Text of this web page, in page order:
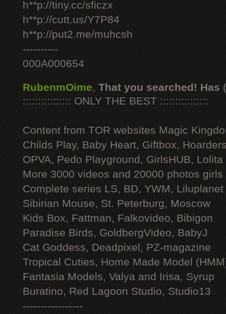
h**p://tiny.cc/sficzx
h**p://cutt.us/Y7P84
h**p://put2.me/muhcsh
----------
000A000654
RubenmOime, That you searched! Has
:::::::::::::::: ONLY THE BEST ::::::::::::::::
Content from TOR websites Magic
Childs Play, Baby Heart, Giftbox,
OPVA, Pedo Playground, GirlsHUB, Lolita
More 3000 videos and 20000 photos
Complete series LS, BD, YWM, Liluplanet
Sibirian Mouse, St. Peterburg, Moscow
Kids Box, Fattman, Falkovideo, Bibigon
Paradise Birds, GoldbergVideo, BabyJ
Cat Goddess, Deadpixel, PZ-magazine
Tropical Cuties, Home Made Model
Fantasia Models, Valya and Irisa, Syrup
Buratino, Red Lagoon Studio, Studio13
-----------------